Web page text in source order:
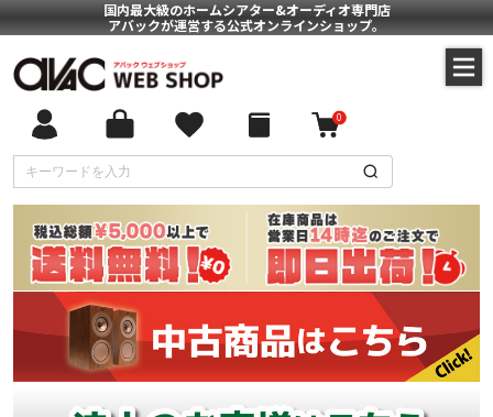
国内最大級のホームシアター&オーディオ専門店
アバックが運営する公式オンラインショップ。
0